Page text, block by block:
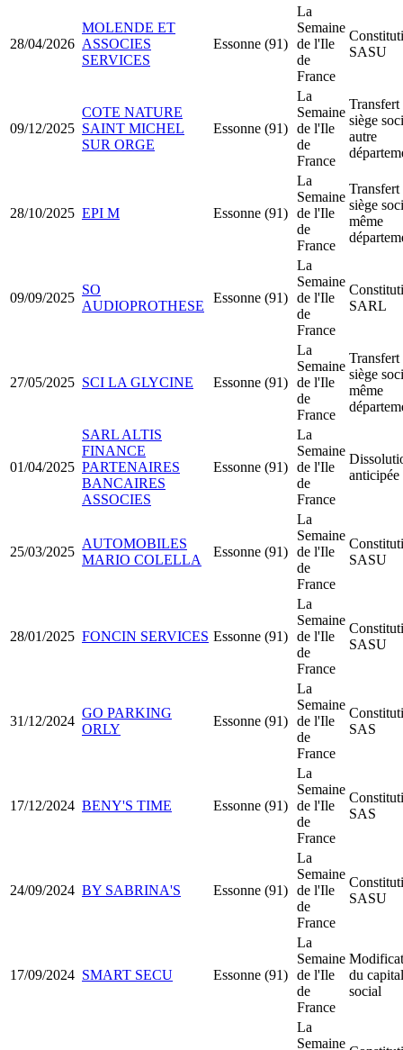
28/04/2026
MOLENDE ET
ASSOCIES
SERVICES
Essonne (91)
La
Semaine
de l'Ile
de
France
SASU
09/12/2025
COTE NATURE
SAINT MICHEL
SUR ORGE
Essonne (91)
La
Semaine
de l'Ile
de
France
Transfert
siège
autre
28/10/2025 EPI M Essonne (91)
La
Semaine
de l'Ile
de
France
Transfert
siège
même
09/09/2025
SO
AUDIOPROTHESE
Essonne (91)
La
Semaine
de l'Ile
de
France
SARL
27/05/2025 SCI LA GLYCINE Essonne (91)
La
Semaine
de l'Ile
de
France
Transfert
siège
même
01/04/2025
SARL ALTIS
FINANCE
PARTENAIRES
BANCAIRES
ASSOCIES
Essonne (91)
La
Semaine
de l'Ile
de
France
anticipée
25/03/2025
AUTOMOBILES
MARIO COLELLA
Essonne (91)
La
Semaine
de l'Ile
de
France
SASU
28/01/2025 FONCIN SERVICES Essonne (91)
La
Semaine
de l'Ile
de
France
SASU
31/12/2024
GO PARKING
ORLY
Essonne (91)
La
Semaine
de l'Ile
de
France
SAS
17/12/2024 BENY'S TIME Essonne (91)
La
Semaine
de l'Ile
de
France
SAS
24/09/2024 BY SABRINA'S Essonne (91)
La
Semaine
de l'Ile
de
France
SASU
17/09/2024 SMART SECU Essonne (91)
La
Semaine
de l'Ile
de
France
du capital
social
La
Semaine